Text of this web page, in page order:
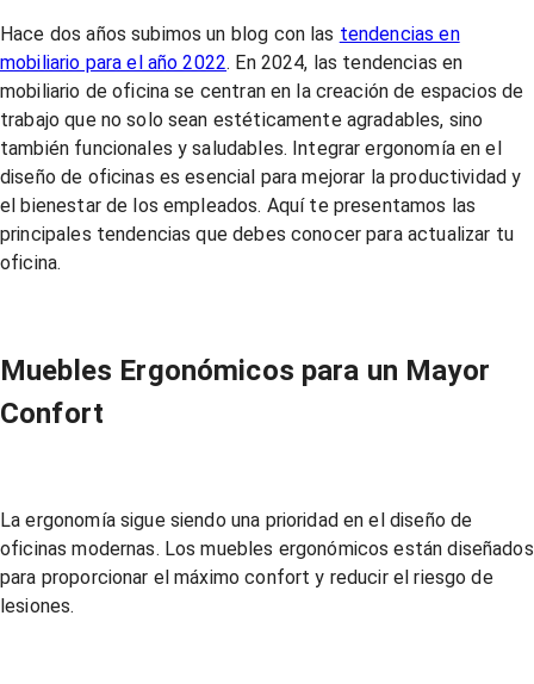
Hace dos años subimos un blog con las tendencias en
mobiliario para el año 2022. En 2024, las tendencias en
mobiliario de oficina se centran en la creación de espacios de
trabajo que no solo sean estéticamente agradables, sino
también funcionales y saludables. Integrar ergonomía en el
diseño de oficinas es esencial para mejorar la productividad y
el bienestar de los empleados. Aquí te presentamos las
principales tendencias que debes conocer para actualizar tu
oficina.
Muebles Ergonómicos para un Mayor
Confort
La ergonomía sigue siendo una prioridad en el diseño de
oficinas modernas. Los muebles ergonómicos están diseñados
para proporcionar el máximo confort y reducir el riesgo de
lesiones.